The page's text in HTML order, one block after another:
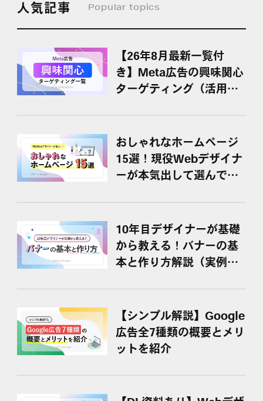
人気記事 Popular topics
【26年8月最新一覧付
き】Meta広告の興味関心
ターゲティング（活用ポ
おしゃれなホームページ
15選！現役Webデザイナ
ーが本気出して選んでみ
10年目デザイナーが基礎
から教える！バナーの基
本と作り方解説（実例＆
【シンプル解説】Google
広告全7種類の概要とメリ
ットを紹介